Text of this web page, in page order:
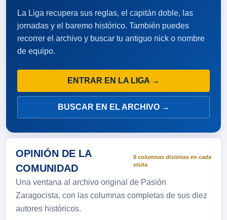
La Liga recupera sus reglas, el capitán doble, las
jornadas y el baremo histórico. También puedes
recorrer el archivo y buscar tu antiguo nick o nombre
de equipo.
ENTRAR EN LA LIGA →
BUSCAR EN EL ARCHIVO →
OPINIÓN DE LA
COMUNIDAD
6 columnas distintas en cada
visita
Una ventana al archivo original de Pasión
Zaragocista, con las columnas completas de sus diez
autores históricos.